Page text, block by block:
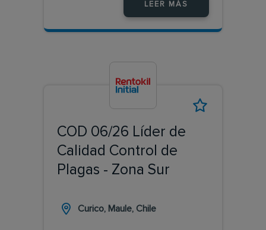
LEER MÁS
COD 06/26 Líder de
Calidad Control de
Plagas - Zona Sur
Curico, Maule, Chile